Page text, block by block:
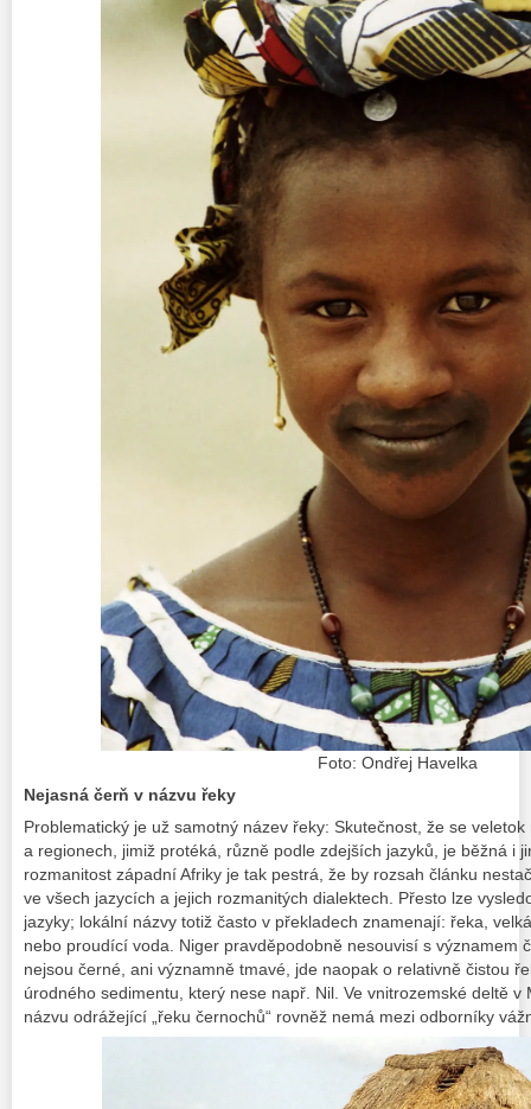
Foto: Ondřej Havelka
Nejasná čerň v názvu řeky
Problematický je už samotný název řeky: Skutečnost, že se
a regionech, jimiž protéká, různě podle zdejších jazyků, je běžná i
rozmanitost západní Afriky je tak pestrá, že by rozsah článku
ve všech jazycích a jejich rozmanitých dialektech. Přesto lze
jazyky; lokální názvy totiž často v překladech znamenají: řeka,
nebo proudící voda. Niger pravděpodobně nesouvisí s významem
nejsou černé, ani významně tmavé, jde naopak o relativně čistou
úrodného sedimentu, který nese např. Nil. Ve vnitrozemské deltě v
názvu odrážející „řeku černochů“ rovněž nemá mezi odborníky